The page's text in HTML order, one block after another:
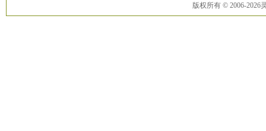
版权所有 © 2006-2026